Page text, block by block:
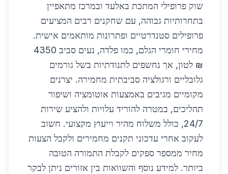
שוק פרופילי המתכת באלעד ובמרכז מתאפיין
בתחרותיות גבוהה, עם שחקנים רבים המציעים
פרופילים סטנדרטיים ופתרונות מותאמים אישית.
מחירי חומרי הגלם, כמו פלדה, נעים סביב 4350
₪ לטון, אך נחשפים לתנודתיות בשל גורמים
גלובליים ורגולציה סביבתית מחמירה. יצרנים
מקומיים מגיבים באמצעות אוטומציה ושיפור
תהליכים, במטרה להוריד עלויות ולהציע שירות
24/7, כולל משלוח מהיר וייעוץ מקצועי. חשוב
לעקוב אחרי עדכוני תקנים מחמירים ולקבל הצעות
מחיר ממספר ספקים לקבלת התמורה הטובה
ביותר. למידע נוסף והשוואות בין אזורים ניתן לבקר